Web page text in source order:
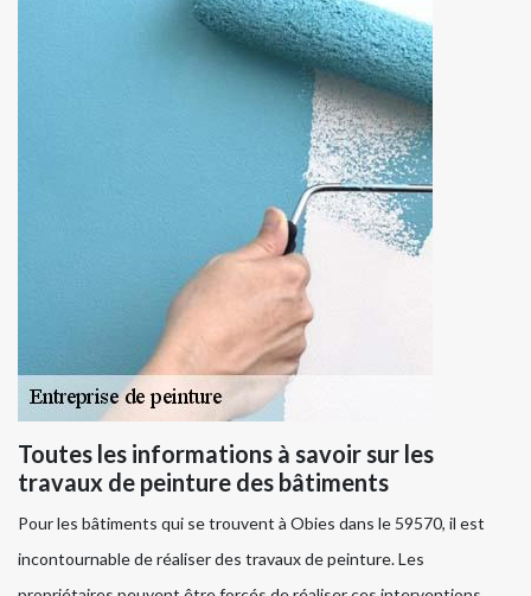
Toutes les informations à savoir sur les
travaux de peinture des bâtiments
Pour les bâtiments qui se trouvent à Obies dans le 59570, il est
incontournable de réaliser des travaux de peinture. Les